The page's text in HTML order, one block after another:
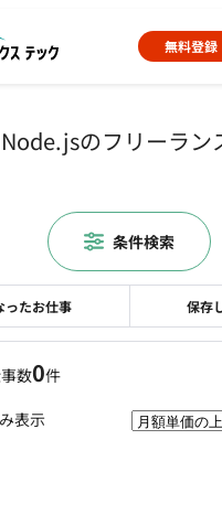
無料登録
のフリーラン
数0件
表示
ったお仕事 保存
条件検索